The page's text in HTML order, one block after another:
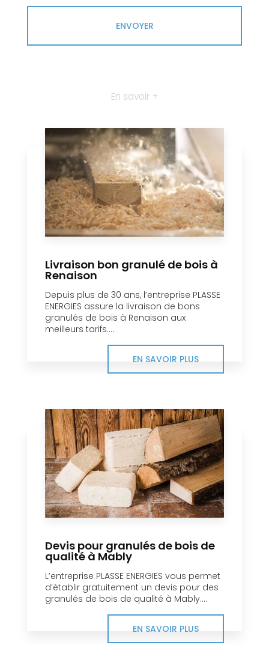
En savoir +
Livraison bon granulé de bois à
Renaison
Depuis plus de 30 ans, l’entreprise PLASSE
ENERGIES assure la livraison de bons
granulés de bois à Renaison aux
meilleurs tarifs....
EN SAVOIR PLUS
Devis pour granulés de bois de
qualité à Mably
L’entreprise PLASSE ENERGIES vous permet
d’établir gratuitement un devis pour des
granulés de bois de qualité à Mably....
EN SAVOIR PLUS